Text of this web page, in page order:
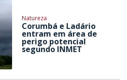
Natureza
Corumbá e Ladário
entram em área de
perigo potencial
segundo INMET